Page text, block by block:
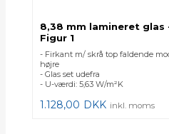
8,38 mm lamineret glas
Figur 1
- Firkant m/ skrå top faldende
højre
- Glas set udefra
- U-værdi: 5,63 W/m²K
1.128,00 DKK inkl. moms